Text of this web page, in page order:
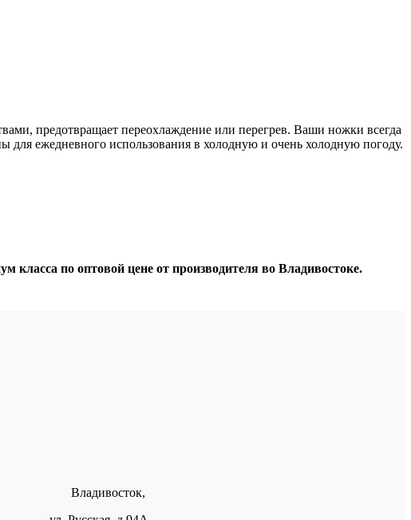
предотвращает переохлаждение или перегрев. Ваши ножки всегда
для ежедневного использования в холодную и очень холодную погоду.
по оптовой цене от производителя во Владивостоке.
Владивосток,